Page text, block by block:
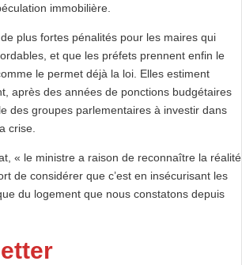
immobilière.
plus fortes pénalités pour les maires qui
et que les préfets prennent enfin le
le permet déjà la loi. Elles estiment
après des années de ponctions budgétaires
des groupes parlementaires à investir dans
crise.
« le ministre a raison de reconnaître la réalité
de considérer que c’est en insécurisant les
du logement que nous constatons depuis